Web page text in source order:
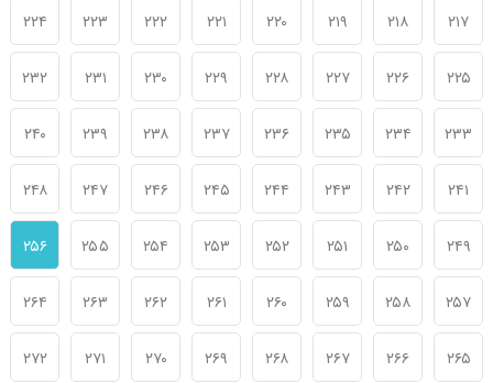
۲۱۷ ۲۱۸ ۲۱۹ ۲۲۰ ۲۲۱ ۲۲۲ ۲۲۳ ۲۲۴
۲۲۵ ۲۲۶ ۲۲۷ ۲۲۸ ۲۲۹ ۲۳۰ ۲۳۱ ۲۳۲
۲۳۳ ۲۳۴ ۲۳۵ ۲۳۶ ۲۳۷ ۲۳۸ ۲۳۹ ۲۴۰
۲۴۱ ۲۴۲ ۲۴۳ ۲۴۴ ۲۴۵ ۲۴۶ ۲۴۷ ۲۴۸
۲۴۹ ۲۵۰ ۲۵۱ ۲۵۲ ۲۵۳ ۲۵۴ ۲۵۵ ۲۵۶
۲۵۷ ۲۵۸ ۲۵۹ ۲۶۰ ۲۶۱ ۲۶۲ ۲۶۳ ۲۶۴
۲۶۵ ۲۶۶ ۲۶۷ ۲۶۸ ۲۶۹ ۲۷۰ ۲۷۱ ۲۷۲